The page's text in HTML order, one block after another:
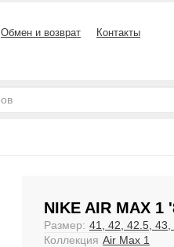
Обмен и возврат
Контакты
NIKE AIR MAX 1
Размер: 41, 42, 42.5, 43,
Коллекция Air Max 1